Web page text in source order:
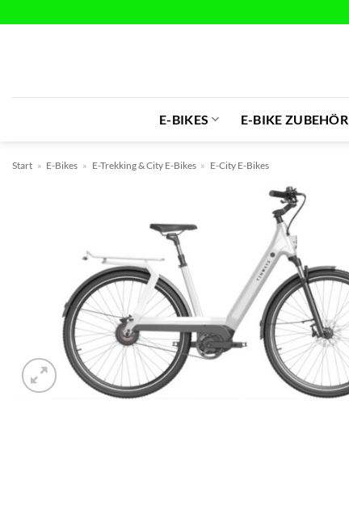
E-BIKES E-BIKE ZUBEHÖR
Start » E-Bikes » E-Trekking & City E-Bikes » E-City E-Bikes